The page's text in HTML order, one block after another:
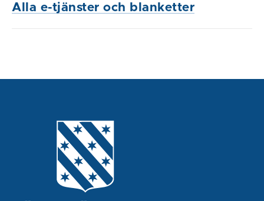
Alla e-tjänster och blanketter